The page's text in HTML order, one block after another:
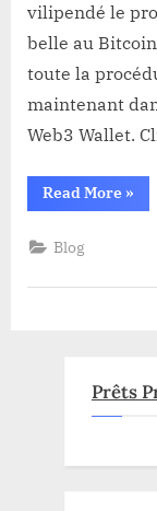
vilipendé le
belle au
toute la
maintenant
Web3 Wallet.
Read More“Une
à
»
Blog
Prêts